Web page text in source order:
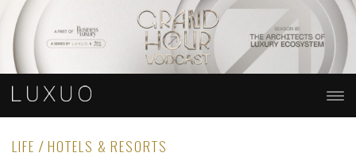
LIFE / HOTELS & RESORTS